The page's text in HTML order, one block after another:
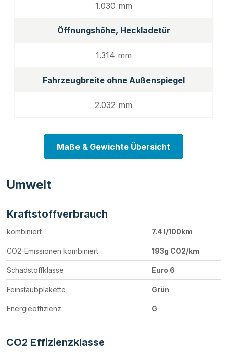
1.030 mm
Öffnungshöhe, Heckladetür
1.314 mm
Fahrzeugbreite ohne Außenspiegel
2.032 mm
Maße & Gewichte Übersicht
Umwelt
Kraftstoffverbrauch
kombiniert 7.4 l/100km
CO2-Emissionen kombiniert 193g CO2/km
Schadstoffklasse Euro 6
Feinstaubplakette Grün
Energieeffizienz G
CO2 Effizienzklasse